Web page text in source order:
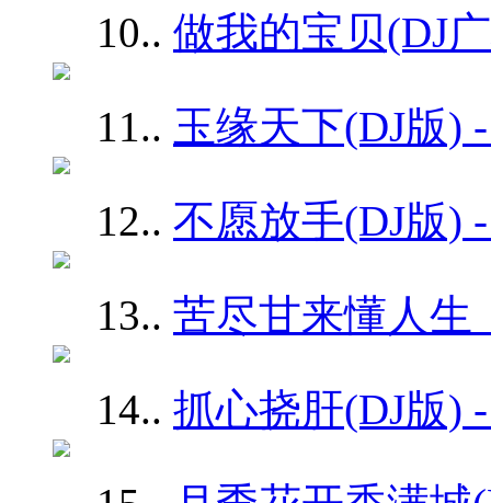
10.. 做我的宝贝(DJ
11.. 玉缘天下(DJ版)
12.. 不愿放手(DJ版)
13.. 苦尽甘来懂人生
14.. 抓心挠肝(DJ版)